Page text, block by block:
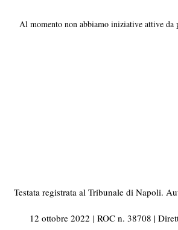
Al momento non abbiamo iniziative attive da
Testata registrata al Tribunale di Napoli.
12 ottobre 2022 | ROC n. 38708 |